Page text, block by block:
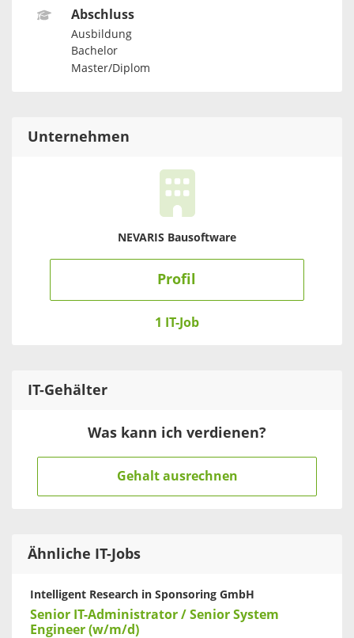
Abschluss
Ausbildung
Bachelor
Master/Diplom
Unternehmen
NEVARIS Bausoftware
Profil
1 IT-Job
IT-Gehälter
Was kann ich verdienen?
Gehalt ausrechnen
Ähnliche IT-Jobs
Intelligent Research in Sponsoring GmbH
Senior IT-Administrator / Senior System
Engineer (w/m/d)